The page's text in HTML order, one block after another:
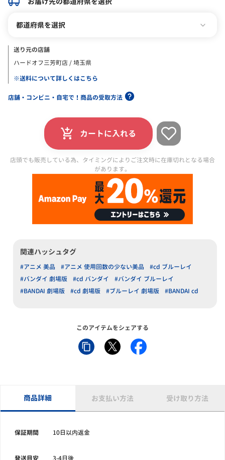
都道府県を選択
送り元の店舗
ハードオフ三芳町店 / 埼玉県
※送料について詳しくはこちら
店舗・コンビニ・自宅で！商品の受取方法
カートに入れる
店頭でも販売している為、タイミングによりご注文時に在庫切れとなる場合
があります。
関連ハッシュタグ
#アニメ 美品 #アニメ 使用回数の少ない美品
#cd ブルーレイ
#バンダイ 劇場版
#cd バンダイ
#バンダイ ブルーレイ
#BANDAI 劇場版
#cd 劇場版 #ブルーレイ 劇場版 #BANDAI cd
このアイテムをシェアする
商品詳細 お支払い方法 受け取り方法
保証期間 10日以内返金
発送目安 3-4日後